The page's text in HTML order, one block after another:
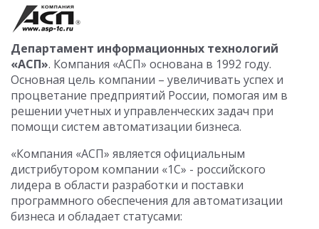
Департамент информационных технологий
«АСП». Компания «АСП» основана в 1992 году.
Основная цель компании – увеличивать успех и
процветание предприятий России, помогая им в
решении учетных и управленческих задач при
помощи систем автоматизации бизнеса.
«Компания «АСП» является официальным
дистрибутором компании «1С» - российского
лидера в области разработки и поставки
программного обеспечения для автоматизации
бизнеса и обладает статусами: